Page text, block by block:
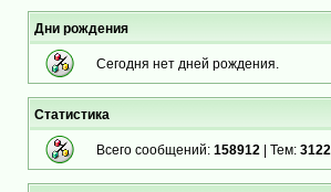
Дни рождения
Сегодня нет дней рождения.
Статистика
Всего сообщений: 158912 | Тем: 3122